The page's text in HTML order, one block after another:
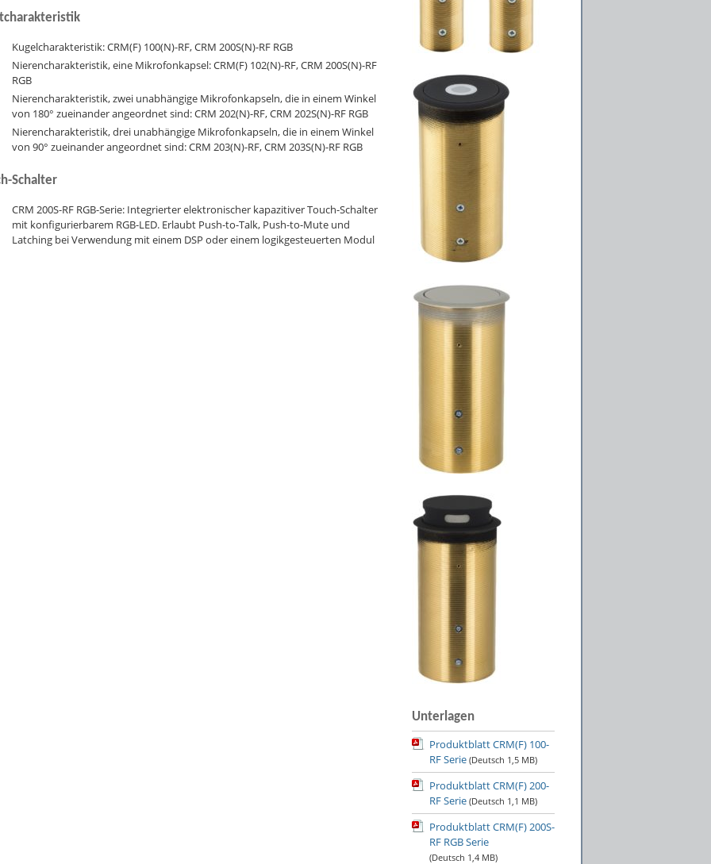
Kugelcharakteristik: CRM(F) 100(N)-RF, CRM 200S(N)-RF RGB
Nierencharakteristik, eine Mikrofonkapsel: CRM(F) 102(N)-RF, CRM 200S(N)-RF
RGB
Nierencharakteristik, zwei unabhängige Mikrofonkapseln, die in einem Winkel
von 180° zueinander angeordnet sind: CRM 202(N)-RF, CRM 202S(N)-RF RGB
Nierencharakteristik, drei unabhängige Mikrofonkapseln, die in einem Winkel
von 90° zueinander angeordnet sind: CRM 203(N)-RF, CRM 203S(N)-RF RGB
Schalter
CRM 200S-RF RGB-Serie: Integrierter elektronischer kapazitiver Touch-Schalter
mit konfigurierbarem RGB-LED. Erlaubt Push-to-Talk, Push-to-Mute und
Latching bei Verwendung mit einem DSP oder einem logikgesteuerten Modul
Unterlagen
Produktblatt CRM(F) 100-
RF Serie (Deutsch 1,5 MB)
Produktblatt CRM(F) 200-
RF Serie (Deutsch 1,1 MB)
Produktblatt CRM(F) 200S-
RF RGB Serie
(Deutsch 1,4 MB)